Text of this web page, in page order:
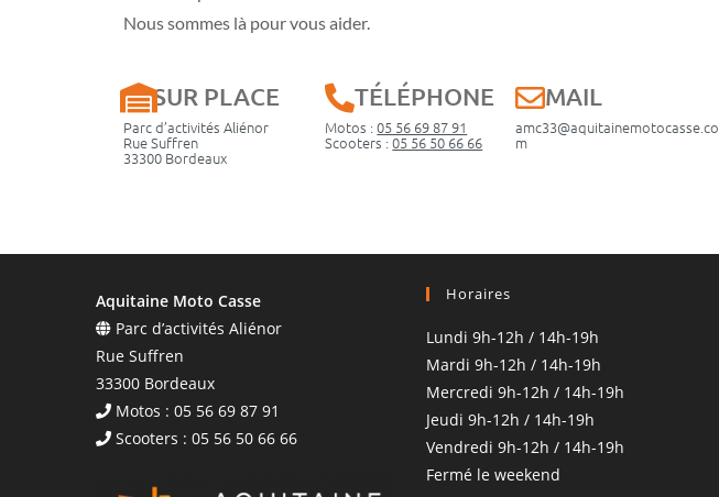
Nous sommes là pour vous aider.
SUR PLACE
Parc d’activités Aliénor
Rue Suffren
33300 Bordeaux
TÉLÉPHONE
Motos :05 56 69 87 91
Scooters :05 56 50 66 66
MAIL
amc33@aquitainemotocasse.co
m
Aquitaine Moto Casse
Parc d’activités Aliénor
Rue Suffren
33300 Bordeaux
Motos : 05 56 69 87 91
Scooters : 05 56 50 66 66
Horaires
Lundi 9h-12h / 14h-19h
Mardi 9h-12h / 14h-19h
Mercredi 9h-12h / 14h-19h
Jeudi 9h-12h / 14h-19h
Vendredi 9h-12h / 14h-19h
Fermé le weekend